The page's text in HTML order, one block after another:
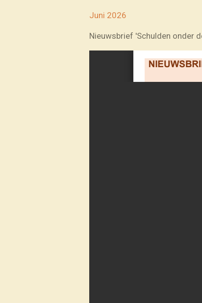
Juni 2026
Nieuwsbrief 'Schulden onder